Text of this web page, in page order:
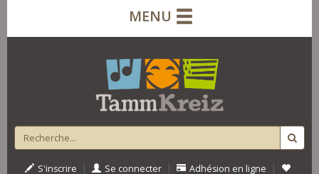
MENU
S'inscrire | Se connecter | Adhésion en ligne |